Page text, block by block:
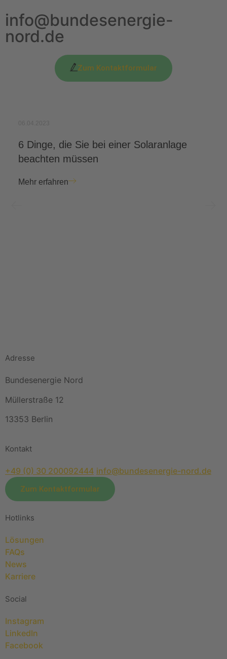
info@bundesenergie-
nord.de
Zum Kontaktformular
6 Dinge, die Sie bei einer Solaranlage
beachten müssen
Mehr erfahren
Adresse
Bundesenergie Nord
Müllerstraße 12
13353 Berlin
Kontakt
+49 (0) 30 200092444 info@bundesenergie-nord.de
Zum Kontaktformular
Hotlinks
Lösungen
FAQs
News
Karriere
Social
Instagram
LinkedIn
Facebook